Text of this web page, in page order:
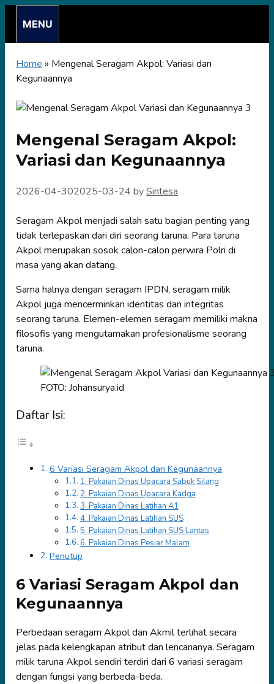
content
MENU
Home » Mengenal Seragam Akpol: Variasi dan
Kegunaannya
Mengenal Seragam Akpol:
Variasi dan Kegunaannya
2026-04-302025-03-24 bySintesa
Seragam Akpol menjadi salah satu bagian penting yang
tidak terlepaskan dari diri seorang taruna. Para taruna
Akpol merupakan sosok calon-calon perwira Polri di
masa yang akan datang.
Sama halnya dengan seragam IPDN, seragam milik
Akpol juga mencerminkan identitas dan integritas
seorang taruna. Elemen-elemen seragam memiliki makna
filosofis yang mengutamakan profesionalisme seorang
taruna.
FOTO: Johansurya.id
Daftar Isi:
6 Variasi Seragam Akpol dan Kegunaannya
1. Pakaian Dinas Upacara Sabuk Silang
2. Pakaian Dinas Upacara Kadga
3. Pakaian Dinas Latihan A1
4. Pakaian Dinas Latihan SUS
5. Pakaian Dinas Latihan SUS Lantas
6. Pakaian Dinas Pesiar Malam
Penutup
6 Variasi Seragam Akpol dan
Kegunaannya
Perbedaan seragam Akpol dan Akmil terlihat secara
jelas pada kelengkapan atribut dan lencananya. Seragam
milik taruna Akpol sendiri terdiri dari 6 variasi seragam
dengan fungsi yang berbeda-beda.